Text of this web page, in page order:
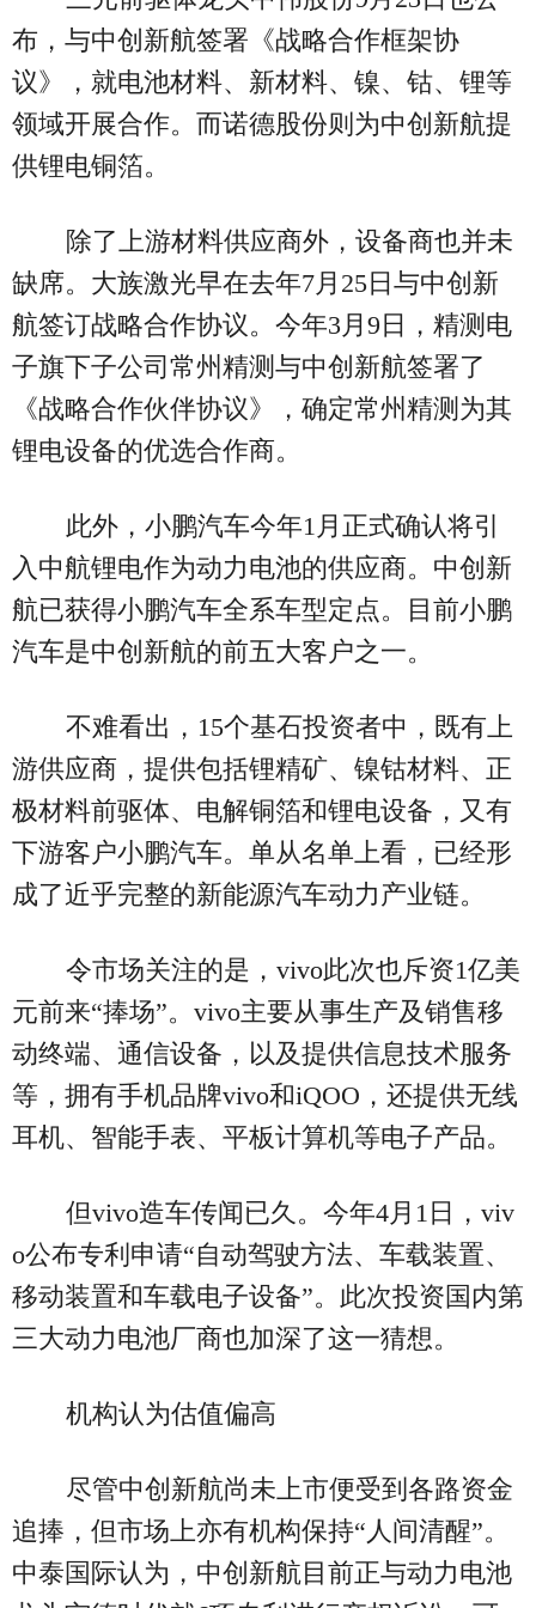
布，与中创新航签署《战略合作框架协
议》，就电池材料、新材料、镍、钴、锂等
领域开展合作。而诺德股份则为中创新航提
供锂电铜箔。
除了上游材料供应商外，设备商也并未
缺席。大族激光早在去年7月25日与中创新
航签订战略合作协议。今年3月9日，精测电
子旗下子公司常州精测与中创新航签署了
《战略合作伙伴协议》，确定常州精测为其
锂电设备的优选合作商。
此外，小鹏汽车今年1月正式确认将引
入中航锂电作为动力电池的供应商。中创新
航已获得小鹏汽车全系车型定点。目前小鹏
汽车是中创新航的前五大客户之一。
不难看出，15个基石投资者中，既有上
游供应商，提供包括锂精矿、镍钴材料、正
极材料前驱体、电解铜箔和锂电设备，又有
下游客户小鹏汽车。单从名单上看，已经形
成了近乎完整的新能源汽车动力产业链。
令市场关注的是，vivo此次也斥资1亿美
元前来“捧场”。vivo主要从事生产及销售移
动终端、通信设备，以及提供信息技术服务
等，拥有手机品牌vivo和iQOO，还提供无线
耳机、智能手表、平板计算机等电子产品。
但vivo造车传闻已久。今年4月1日，viv
o公布专利申请“自动驾驶方法、车载装置、
移动装置和车载电子设备”。此次投资国内第
三大动力电池厂商也加深了这一猜想。
机构认为估值偏高
尽管中创新航尚未上市便受到各路资金
追捧，但市场上亦有机构保持“人间清醒”。
中泰国际认为，中创新航目前正与动力电池